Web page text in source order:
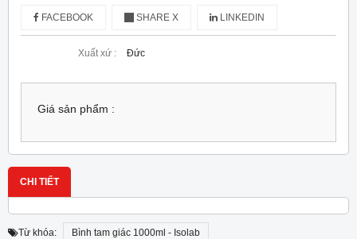
FACEBOOK SHARE X LINKEDIN
Xuất xứ : Đức
Giá sản phẩm :
CHI TIẾT
Từ khóa: Bình tam giác 1000ml - Isolab